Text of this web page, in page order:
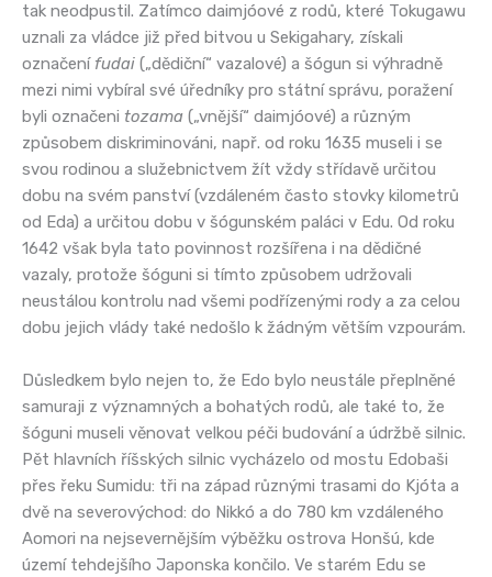
tak neodpustil. Zatímco daimjóové z rodů, které Tokugawu
uznali za vládce již před bitvou u Sekigahary, získali
označení fudai („dědiční“ vazalové) a šógun si výhradně
mezi nimi vybíral své úředníky pro státní správu, poražení
byli označeni tozama („vnější“ daimjóové) a různým
způsobem diskriminováni, např. od roku 1635 museli i se
svou rodinou a služebnictvem žít vždy střídavě určitou
dobu na svém panství (vzdáleném často stovky kilometrů
od Eda) a určitou dobu v šógunském paláci v Edu. Od roku
1642 však byla tato povinnost rozšířena i na dědičné
vazaly, protože šóguni si tímto způsobem udržovali
neustálou kontrolu nad všemi podřízenými rody a za celou
dobu jejich vlády také nedošlo k žádným větším vzpourám.
Důsledkem bylo nejen to, že Edo bylo neustále přeplněné
samuraji z významných a bohatých rodů, ale také to, že
šóguni museli věnovat velkou péči budování a údržbě silnic.
Pět hlavních říšských silnic vycházelo od mostu Edobaši
přes řeku Sumidu: tři na západ různými trasami do Kjóta a
dvě na severovýchod: do Nikkó a do 780 km vzdáleného
Aomori na nejsevernějším výběžku ostrova Honšú, kde
území tehdejšího Japonska končilo. Ve starém Edu se